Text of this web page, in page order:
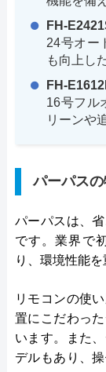
FH-
24号オー
も向上し
FH-
16号フル
リーンや
パーパス
パーパスは、
です。業界で
り、環境性能
リモコンの使
置にこだわっ
います。また
デルもあり、